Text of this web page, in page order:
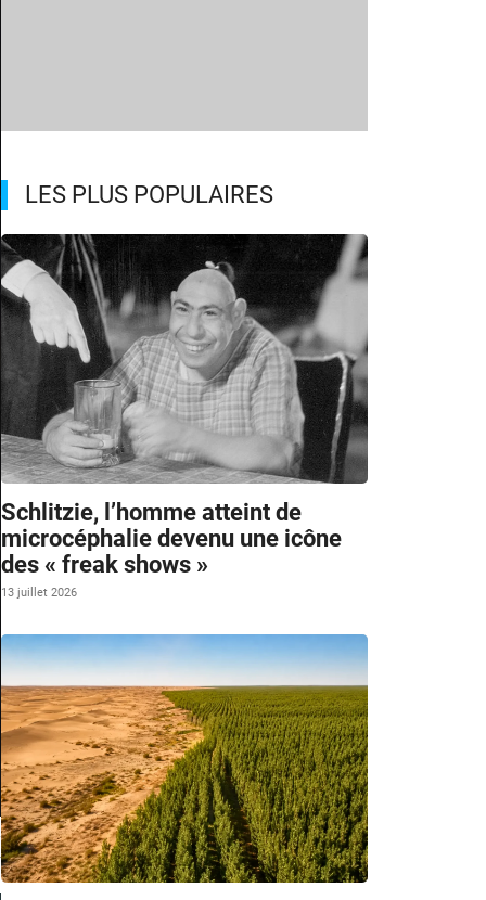
LES PLUS POPULAIRES
Schlitzie, l’homme atteint de
microcéphalie devenu une icône
des « freak shows »
13 juillet 2026